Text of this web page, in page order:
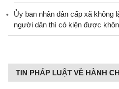
Ủy ban nhân dân cấp xã không
người dân thì có kiện được
TIN PHÁP LUẬT VỀ HÀNH